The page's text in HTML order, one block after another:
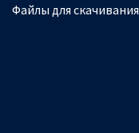
Файлы для скачивания